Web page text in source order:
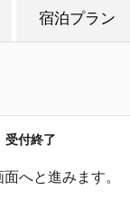
宿泊プラン
受付終了
へと進みます。